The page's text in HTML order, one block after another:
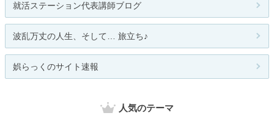
就活ステーション代表講師ブログ
波乱万丈の人生、そして… 旅立ち♪
娯らっくのサイト速報
人気のテーマ